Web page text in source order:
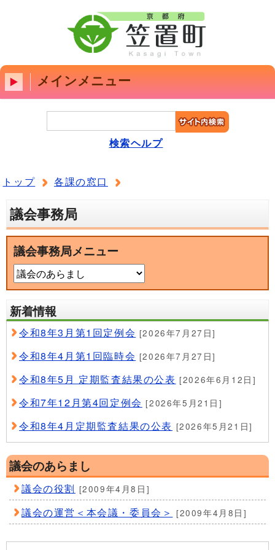
メインメニュー
検索ヘルプ
トップ 各課の窓口
議会事務局
議会事務局メニュー
新着情報
令和8年3月第1回定例会 [2026年7月27日]
令和8年4月第1回臨時会 [2026年7月27日]
令和8年5月 定期監査結果の公表 [2026年6月12日]
令和7年12月第4回定例会 [2026年5月21日]
令和8年4月定期監査結果の公表 [2026年5月21日]
議会のあらまし
議会の役割 [2009年4月8日]
議会の運営＜本会議・委員会＞ [2009年4月8日]